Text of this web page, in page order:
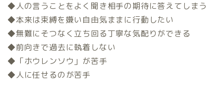
◆人の言うことをよく聞き相手の期待に答えてしまう
◆本来は束縛を嫌い自由気ままに行動したい
◆無難にそつなく立ち回る丁寧な気配りができる
◆前向きで過去に執着しない
◆「ホウレンソウ」が苦手
◆人に任せるのが苦手